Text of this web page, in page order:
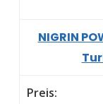
NIGRIN